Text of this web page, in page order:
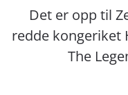
Det er opp til
redde kongeriket
The